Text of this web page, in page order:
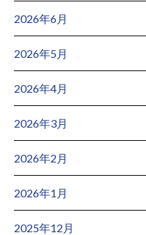
2026年6月
2026年5月
2026年4月
2026年3月
2026年2月
2026年1月
2025年12月